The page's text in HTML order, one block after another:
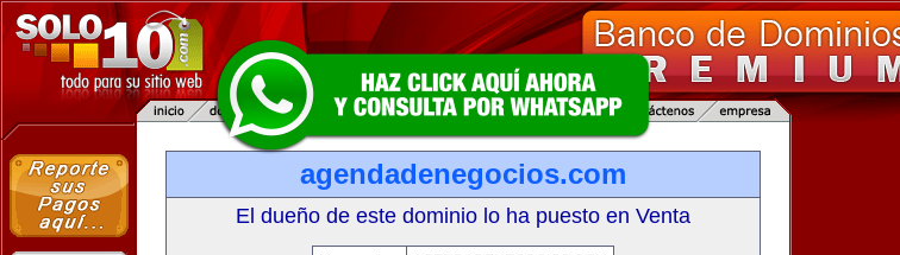
agendadenegocios.com
El dueño de este dominio lo ha puesto en Venta